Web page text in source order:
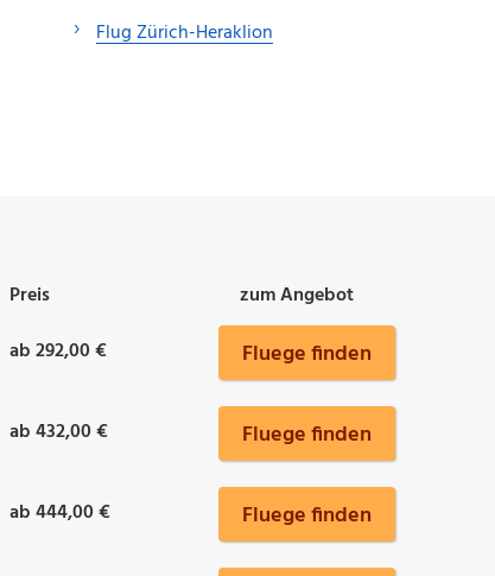
Flug Zürich-Heraklion
Preis
zum Angebot
ab 292,00 € Fluege finden
ab 432,00 € Fluege finden
ab 444,00 € Fluege finden